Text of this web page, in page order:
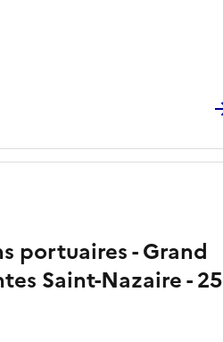
portuaires - Grand
Saint-Nazaire - 25